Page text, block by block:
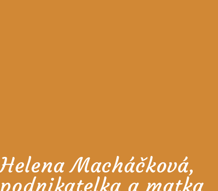
Helena Macháčková,
podnikatelka a matka